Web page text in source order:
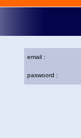
email :
paswoord :